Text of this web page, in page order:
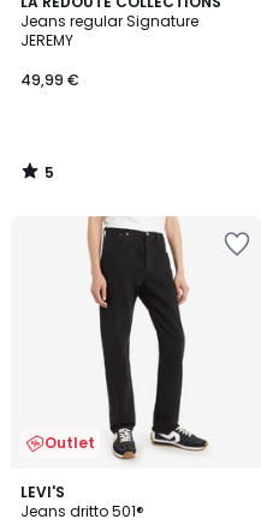
Jeans regular Signature
JEREMY
49,99 €
/
5
5
/
Outlet
LEVI'S
Jeans dritto 501®
4,5
/ 5
2
Colori